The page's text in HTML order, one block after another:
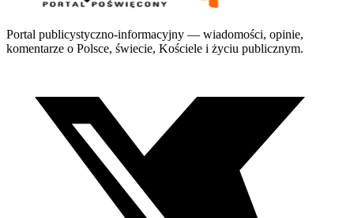
Portal publicystyczno-informacyjny — wiadomości, opinie,
komentarze o Polsce, świecie, Kościele i życiu publicznym.